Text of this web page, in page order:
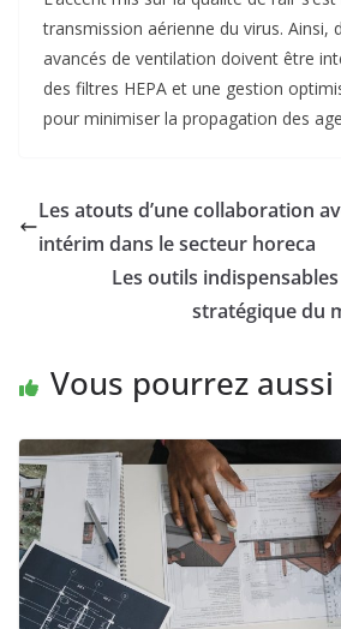
transmission aérienne du virus. Ainsi,
avancés de ventilation doivent être
des filtres HEPA et une gestion
pour minimiser la propagation des
Les atouts d’une collaboration
intérim dans le secteur horeca
Les outils
stratégique du
Vous pourrez